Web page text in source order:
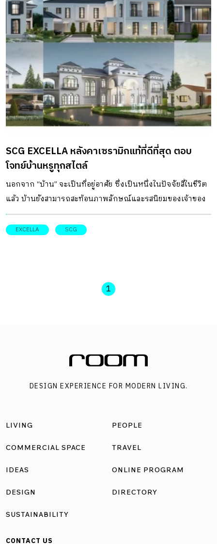
พิถีพิถันและให้ความสำคัญกับการเลือกสิ่งที่ First Class ในทุก
รายละเอียดของชีวิต เลือกวัสดุระดับ “First Class” เพราะบ้านคือ
พื้นที่ที่มีความหมายที่สุดในชีวิตเราอาจเติมเต็มความ First
มีความหมายเพราะเกิดขึ้นได้เพียงไม่กี่ครั้งในชีวิตโดยเฉพาะ
‘บ้าน’ ที่ไม่ได้เพียงเป็นพื้นที่อยู่อาศัย แต่เป็นพื้นที่พักกายและใจ
และเป็นภาพตัวแทนความผ่อนคลาย ความรัก ความสุข และการ
พักผ่อนที่แท้จริง บ้านจึงเป็นพื้นที่ที่เปี่ยมไปด้วยความหมาย
ที่สุดในชีวิตที่ต้องพิถีพิถัน และเลือกวัสดุระดับ First Class ให้
หลังคาที่ดีที่สุด และมาพร้อมบริการหลังคาที่ดีที่สุดจึงเป็นการ
เติมเต็มความ First Class ให้ชีวิตหลังคาเซรามิก เอสซีจี
รุ่น EXCELLA ถือเป็นอีกหนึ่งตัวเลือก First […]
SCG EXCELLA หลังคาเซรามิกแท้ที่ดีที่สุด ตอบ
โจทย์บ้านหรูทุกสไตล์
นอกจาก “บ้าน” จะเป็นที่อยู่อาศัย ซึ่งเป็นหนึ่งในปัจจัยสี่ในชีวิต
แล้ว บ้านยังสามารถสะท้อนภาพลักษณ์และรสนิยมของเจ้าของ
บ้านได้เป็นอย่างดี เหนือไปจากฟังก์ชันการใช้งาน ส่วนของการ
ออกแบบสถาปัตยกรรมและสร้างสุนทรียภาพ ผ่านองค์ประกอบ
แรกเห็น SCG EXCELLA หากคุณจะเจอบ้านสักหนึ่งหลัง องค์
เสริมสร้างบรรยากาศของบ้านให้เป็นไปตามความต้องการได้
House จากชื่อสไตล์แบบบ้านนี้ เป็นแบบบ้านร่วมสมัยอีกรูป
สถาปัตยกรรมอังกฤษ ณ ช่วงเวลาหนึ่ง สำหรับองค์ประกอบใน
บ้าน ส่วนตัวบ้านจะเป็นทรงสี่เหลี่ยมขนาดใหญ่ มีมิติ ช่วยให้ดู
หนักแน่น มั่นคง ลดการใช้เส้นโค้งเว้าต่างๆ แต่ใช้เป็นพวกเส้น
ให้ความเรียบหรู ดูสุขุม และมีระดับ หลังคาของบ้านแบบ
EXCELLA SCG
1
DESIGN EXPERIENCE FOR MODERN LIVING.
LIVING
COMMERCIAL SPACE
IDEAS
DESIGN
SUSTAINABILITY
PEOPLE
TRAVEL
ONLINE PROGRAM
DIRECTORY
CONTACT US